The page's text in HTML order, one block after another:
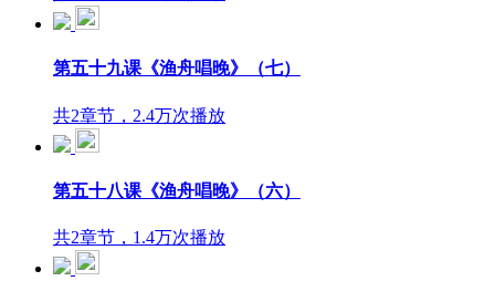
第五十九课《渔舟唱晚》（七）
共2章节，2.4万次播放
第五十八课《渔舟唱晚》（六）
共2章节，1.4万次播放